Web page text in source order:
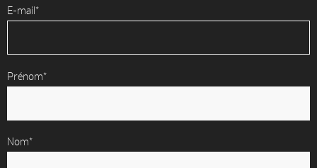
E-mail*
Prénom*
Nom*